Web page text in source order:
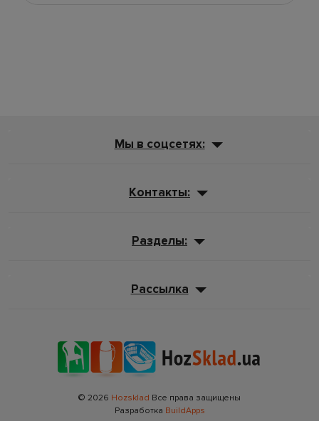
Мы в соцсетях:
Контакты:
Разделы:
Рассылка
© 2026 Hozsklad Все права защищены
Разработка BuildApps